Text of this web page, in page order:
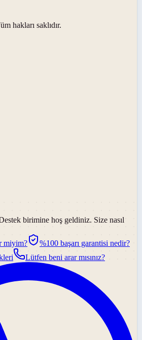
hakları saklıdır.
birimine hoş geldiniz. Size nasıl
miyim?
%100 başarı garantisi nedir?
Lütfen beni arar mısınız?